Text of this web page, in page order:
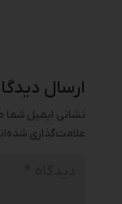
ارسال
نشانی ایمیل
علامت‌گذاری